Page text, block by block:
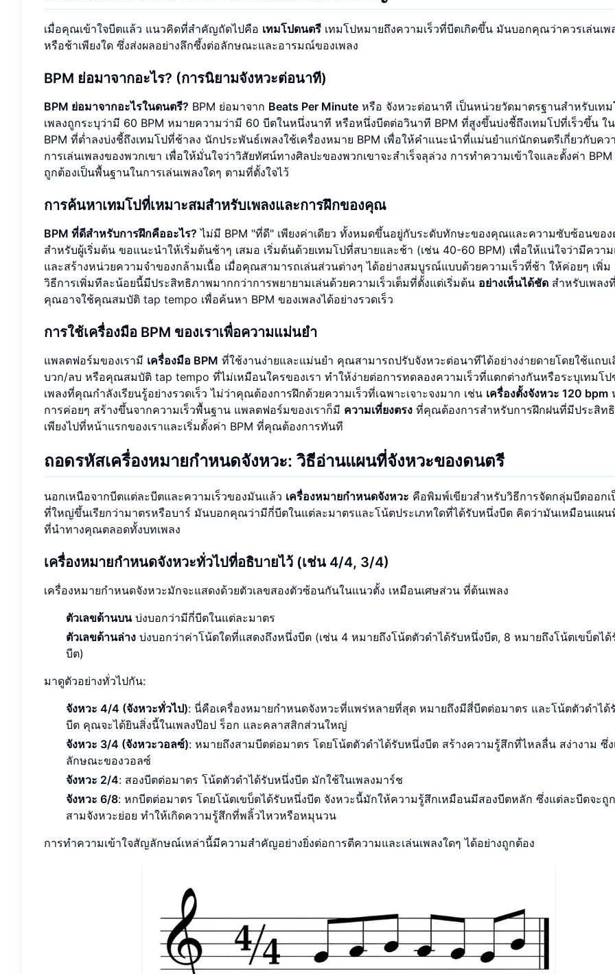
เมื่อคุณเข้าใจบีตแล้ว แนวคิดที่สำคัญถัดไปคือ เทมโปดนตรี เทมโปหมายถึงความเร็วที่บีตเกิดขึ้น มันบอกคุณว่าควรเล่นเพ
หรือช้าเพียงใด ซึ่งส่งผลอย่างลึกซึ้งต่อลักษณะและอารมณ์ของเพลง
BPM ย่อมาจากอะไร? (การนิยามจังหวะต่อนาที)
BPM ย่อมาจากอะไรในดนตรี? BPM ย่อมาจาก Beats Per Minute หรือ จังหวะต่อนาที เป็นหน่วยวัดมาตรฐานสำหรับเท
เพลงถูกระบุว่ามี 60 BPM หมายความว่ามี 60 บีตในหนึ่งนาที หรือหนึ่งบีตต่อวินาที BPM ที่สูงขึ้นบ่งชี้ถึงเทมโปที่เร็วขึ้น
BPM ที่ต่ำลงบ่งชี้ถึงเทมโปที่ช้าลง นักประพันธ์เพลงใช้เครื่องหมาย BPM เพื่อให้คำแนะนำที่แม่นยำแก่นักดนตรีเกี่ยวกับคว
การเล่นเพลงของพวกเขา เพื่อให้มั่นใจว่าวิสัยทัศน์ทางศิลปะของพวกเขาจะสำเร็จลุล่วง การทำความเข้าใจและตั้งค่า BPM
ถูกต้องเป็นพื้นฐานในการเล่นเพลงใดๆ ตามที่ตั้งใจไว้
การค้นหาเทมโปที่เหมาะสมสำหรับเพลงและการฝึกของคุณ
BPM ที่ดีสำหรับการฝึกคืออะไร? ไม่มี BPM "ที่ดี" เพียงค่าเดียว ทั้งหมดขึ้นอยู่กับระดับทักษะของคุณและความซับซ้อนของ
สำหรับผู้เริ่มต้น ขอแนะนำให้เริ่มต้นช้าๆ เสมอ เริ่มต้นด้วยเทมโปที่สบายและช้า (เช่น 40-60 BPM) เพื่อให้แน่ใจว่ามีควา
และสร้างหน่วยความจำของกล้ามเนื้อ เมื่อคุณสามารถเล่นส่วนต่างๆ ได้อย่างสมบูรณ์แบบด้วยความเร็วที่ช้า ให้ค่อยๆ เพิ่ม
วิธีการเพิ่มทีละน้อยนี้มีประสิทธิภาพมากกว่าการพยายามเล่นด้วยความเร็วเต็มที่ตั้งแต่เริ่มต้น อย่างเห็นได้ชัด สำหรับเพลง
คุณอาจใช้คุณสมบัติ tap tempo เพื่อค้นหา BPM ของเพลงได้อย่างรวดเร็ว
การใช้เครื่องมือ BPM ของเราเพื่อความแม่นยำ
แพลตฟอร์มของเรามี เครื่องมือ BPM ที่ใช้งานง่ายและแม่นยำ คุณสามารถปรับจังหวะต่อนาทีได้อย่างง่ายดายโดยใช้แถบ
บวก/ลบ หรือคุณสมบัติ tap tempo ที่ไม่เหมือนใครของเรา ทำให้ง่ายต่อการทดลองความเร็วที่แตกต่างกันหรือระบุเทมโป
เพลงที่คุณกำลังเรียนรู้อย่างรวดเร็ว ไม่ว่าคุณต้องการฝึกด้วยความเร็วที่เฉพาะเจาะจงมาก เช่น เครื่องตั้งจังหวะ 120 bpm
การค่อยๆ สร้างขึ้นจากความเร็วพื้นฐาน แพลตฟอร์มของเราก็มี ความเที่ยงตรง ที่คุณต้องการสำหรับการฝึกฝนที่มีประสิท
เพียงไปที่หน้าแรกของเราและเริ่มตั้งค่า BPM ที่คุณต้องการทันที
ถอดรหัสเครื่องหมายกำหนดจังหวะ: วิธีอ่านแผนที่จังหวะของดนตรี
นอกเหนือจากบีตแต่ละบีตและความเร็วของมันแล้ว เครื่องหมายกำหนดจังหวะ คือพิมพ์เขียวสำหรับวิธีการจัดกลุ่มบีตออกเ
ที่ใหญ่ขึ้นเรียกว่ามาตรหรือบาร์ มันบอกคุณว่ามีกี่บีตในแต่ละมาตรและโน้ตประเภทใดที่ได้รับหนึ่งบีต คิดว่ามันเหมือนแผน
ที่นำทางคุณตลอดทั้งบทเพลง
เครื่องหมายกำหนดจังหวะทั่วไปที่อธิบายไว้ (เช่น 4/4, 3/4)
เครื่องหมายกำหนดจังหวะมักจะแสดงด้วยตัวเลขสองตัวซ้อนกันในแนวตั้ง เหมือนเศษส่วน ที่ต้นเพลง
ตัวเลขด้านบนบ่งบอกว่ามีกี่บีตในแต่ละมาตร
ตัวเลขด้านล่าง บ่งบอกว่าค่าโน้ตใดที่แสดงถึงหนึ่งบีต (เช่น 4 หมายถึงโน้ตตัวดำได้รับหนึ่งบีต, 8 หมายถึงโน้ตเขบ็ตได้
บีต)
มาดูตัวอย่างทั่วไปกัน:
จังหวะ 4/4 (จังหวะทั่วไป): นี่คือเครื่องหมายกำหนดจังหวะที่แพร่หลายที่สุด หมายถึงมีสี่บีตต่อมาตร และโน้ตตัวดำได้
บีต คุณจะได้ยินสิ่งนี้ในเพลงป๊อป ร็อก และคลาสสิกส่วนใหญ่
จังหวะ 3/4 (จังหวะวอลซ์): หมายถึงสามบีตต่อมาตร โดยโน้ตตัวดำได้รับหนึ่งบีต สร้างความรู้สึกที่ไหลลื่น สง่างาม ซึ่ง
ลักษณะของวอลซ์
จังหวะ 2/4: สองบีตต่อมาตร โน้ตตัวดำได้รับหนึ่งบีต มักใช้ในเพลงมาร์ช
จังหวะ 6/8: หกบีตต่อมาตร โดยโน้ตเขบ็ตได้รับหนึ่งบีต จังหวะนี้มักให้ความรู้สึกเหมือนมีสองบีตหลัก ซึ่งแต่ละบีตจะถู
สามจังหวะย่อย ทำให้เกิดความรู้สึกที่พลิ้วไหวหรือหมุนวน
การทำความเข้าใจสัญลักษณ์เหล่านี้มีความสำคัญอย่างยิ่งต่อการตีความและเล่นเพลงใดๆ ได้อย่างถูกต้อง